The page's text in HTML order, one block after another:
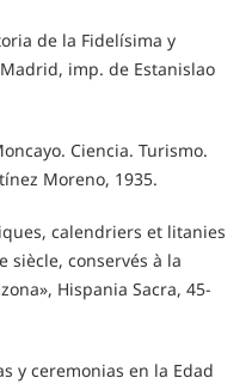
de la Fidelísima y
imp. de Estanislao
Ciencia. Turismo.
Moreno, 1935.
calendriers et litanies
siècle, conservés à la
Hispania Sacra, 45-
y ceremonias en la Edad